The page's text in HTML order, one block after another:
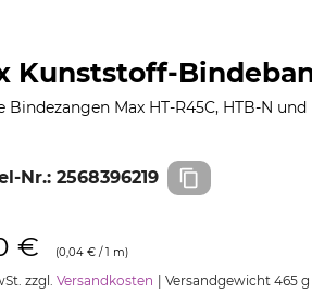
Kunststoff-
Bindezangen Max HT-R45C, HTB-N und
Nr.: 2568396219
€ (0,04 € / 1 m)
zzgl. Versandkosten Versandgewicht 465 g